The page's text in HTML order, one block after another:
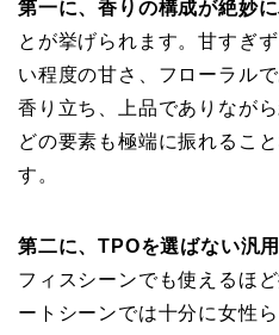
第一に、香りの構成が絶妙
とが挙げられます。甘すぎ
い程度の甘さ、フローラル
香り立ち、上品でありなが
どの要素も極端に振れるこ
す。
第二に、TPOを選ばない汎
フィスシーンでも使えるほ
ートシーンでは十分に女性